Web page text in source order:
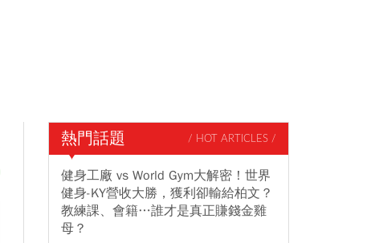
熱門話題 / HOT ARTICLES /
健身工廠 vs World Gym大解密！世界
健身-KY營收大勝，獲利卻輸給柏文？
教練課、會籍…誰才是真正賺錢金雞
母？